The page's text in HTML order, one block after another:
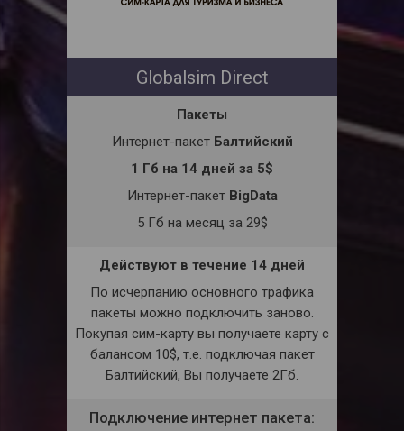
Globalsim Direct
Пакеты
Интернет-пакетБалтийский
1 Гб на 14 дней за 5$
Интернет-пакет BigData
5 Гб на месяц за 29$
Действуют в течение 14 дней
По исчерпанию основного трафика
пакеты можно подключить заново.
Покупая сим-карту вы получаете карту с
балансом 10$, т.е. подключая пакет
Балтийский, Вы получаете 2Гб.
Подключение интернет пакета: